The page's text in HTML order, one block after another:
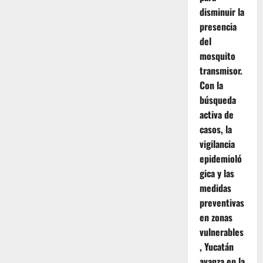
disminuir la
presencia
del
mosquito
transmisor.
Con la
búsqueda
activa de
casos, la
vigilancia
epidemioló
gica y las
medidas
preventivas
en zonas
vulnerables
, Yucatán